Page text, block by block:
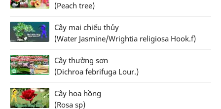
(Peach tree)
Cây mai chiếu thủy
(Water Jasmine/Wrightia religiosa Hook.f)
Cây thường sơn
(Dichroa febrifuga Lour.)
Cây hoa hồng
(Rosa sp)